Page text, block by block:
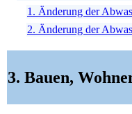
1. Änderung der
2. Änderung der
3. Bauen,